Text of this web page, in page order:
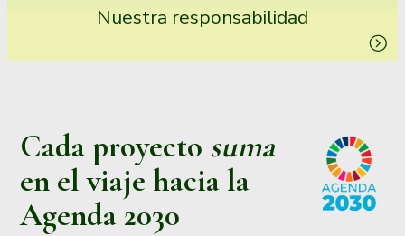
Nuestra responsabilidad
Cada proyecto suma
en el viaje hacia la
Agenda 2030